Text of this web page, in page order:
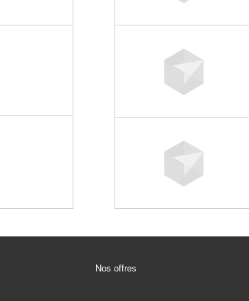
Nos offres